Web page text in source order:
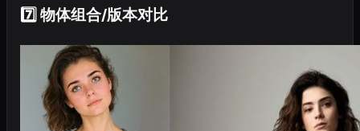
7️⃣ 物体组合/版本对比